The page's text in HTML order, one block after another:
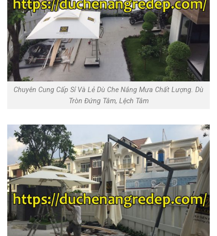
Chuyên Cung Cấp Sỉ Và Lẻ Dù Che Nắng Mưa Chất Lượng. Dù
Tròn Đứng Tâm, Lệch Tâm